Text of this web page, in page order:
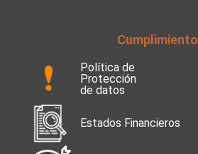
Cumplimiento
Política de
Protección
de datos
Estados Financieros